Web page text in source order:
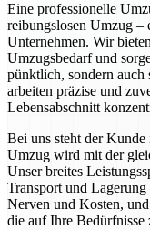
Eine professionelle
reibungslosen Umzug –
Unternehmen. Wir
Umzugsbedarf und
pünktlich, sondern auch
arbeiten präzise und
Lebensabschnitt
Bei uns steht der
Umzug wird mit der
Unser breites
Transport und
Nerven und Kosten,
die auf Ihre Bedürfnisse